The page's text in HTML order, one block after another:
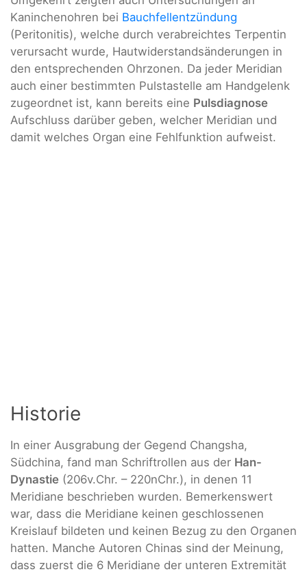
Kaninchenohren bei Bauchfellentzündung
(Peritonitis), welche durch verabreichtes Terpentin
verursacht wurde, Hautwiderstandsänderungen in
den entsprechenden Ohrzonen. Da jeder Meridian
auch einer bestimmten Pulstastelle am Handgelenk
zugeordnet ist, kann bereits eine Pulsdiagnose
Aufschluss darüber geben, welcher Meridian und
damit welches Organ eine Fehlfunktion aufweist.
Historie
In einer Ausgrabung der Gegend Changsha,
Südchina, fand man Schriftrollen aus der Han-
Dynastie (206v.Chr. – 220nChr.), in denen 11
Meridiane beschrieben wurden. Bemerkenswert
war, dass die Meridiane keinen geschlossenen
Kreislauf bildeten und keinen Bezug zu den Organen
hatten. Manche Autoren Chinas sind der Meinung,
dass zuerst die 6 Meridiane der unteren Extremität